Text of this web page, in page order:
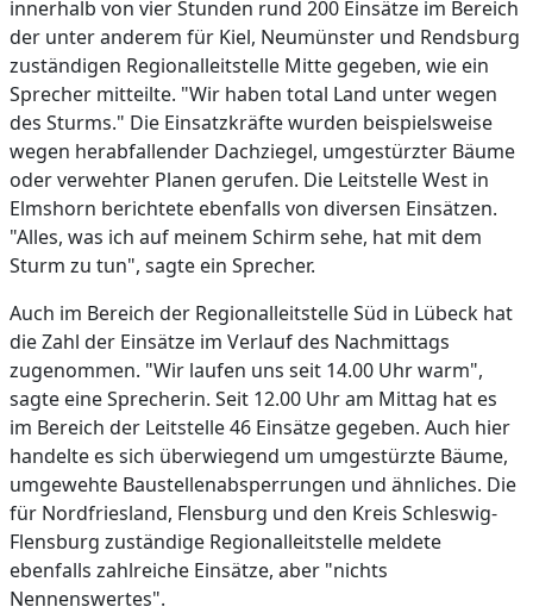
innerhalb von vier Stunden rund 200 Einsätze im Bereich
der unter anderem für Kiel, Neumünster und Rendsburg
zuständigen Regionalleitstelle Mitte gegeben, wie ein
Sprecher mitteilte. "Wir haben total Land unter wegen
des Sturms." Die Einsatzkräfte wurden beispielsweise
wegen herabfallender Dachziegel, umgestürzter Bäume
oder verwehter Planen gerufen. Die Leitstelle West in
Elmshorn berichtete ebenfalls von diversen Einsätzen.
"Alles, was ich auf meinem Schirm sehe, hat mit dem
Sturm zu tun", sagte ein Sprecher.
Auch im Bereich der Regionalleitstelle Süd in Lübeck hat
die Zahl der Einsätze im Verlauf des Nachmittags
zugenommen. "Wir laufen uns seit 14.00 Uhr warm",
sagte eine Sprecherin. Seit 12.00 Uhr am Mittag hat es
im Bereich der Leitstelle 46 Einsätze gegeben. Auch hier
handelte es sich überwiegend um umgestürzte Bäume,
umgewehte Baustellenabsperrungen und ähnliches. Die
für Nordfriesland, Flensburg und den Kreis Schleswig-
Flensburg zuständige Regionalleitstelle meldete
ebenfalls zahlreiche Einsätze, aber "nichts
Nennenswertes".